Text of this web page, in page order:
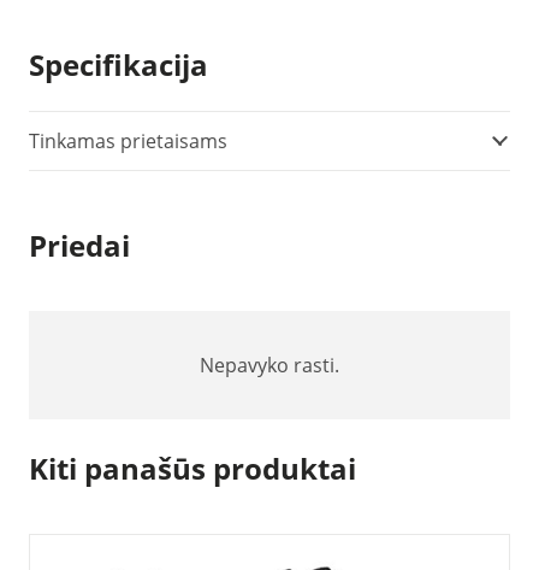
-
Standartinis
magnetinis
jutiklis
Specifikacija
Tinkamas prietaisams
Priedai
Nepavyko rasti.
Kiti panašūs produktai